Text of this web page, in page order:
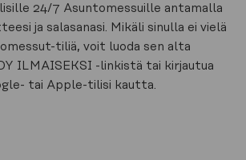
24/7 Asuntomessuille antamalla
ja salasanasi. Mikäli sinulla ei vielä
tiliä, voit luoda sen alta
ILMAISEKSI -linkistä tai kirjautua
tai Apple-tilisi kautta.